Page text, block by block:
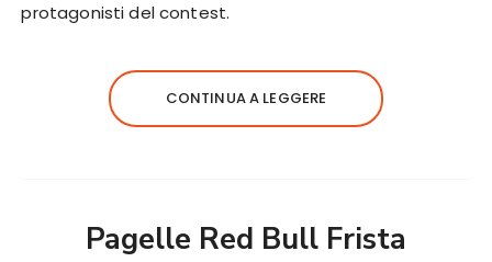
protagonisti del contest.
CONTINUA A LEGGERE
Pagelle Red Bull Frista